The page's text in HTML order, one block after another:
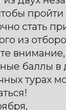
(финальный):
февраля - в
(решение задач)
площадках.
3 часа (180
к каждой из
развернутое
решение.
их адреса и
сообщим